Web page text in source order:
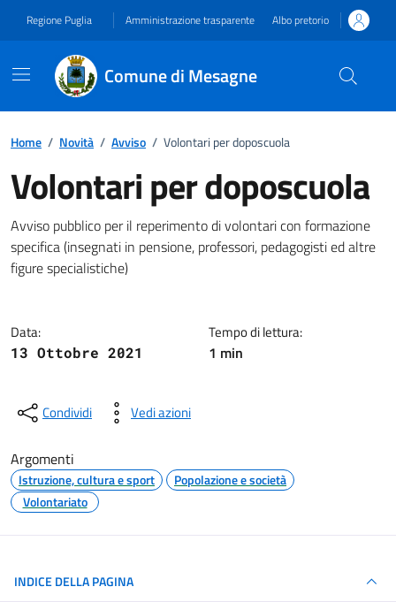
Regione Puglia Amministrazione trasparente Albo pretorio
Comune di Mesagne
Home / Novità / Avviso / Volontari per doposcuola
Volontari per doposcuola
Dettagli della notizia
Avviso pubblico per il reperimento di volontari con formazione
specifica (insegnati in pensione, professori, pedagogisti ed altre
figure specialistiche)
Data:
13 Ottobre 2021
Tempo di lettura:
1 min
Condividi Vedi azioni
Argomenti
Istruzione, cultura e sport
Popolazione e società
Volontariato
INDICE DELLA PAGINA